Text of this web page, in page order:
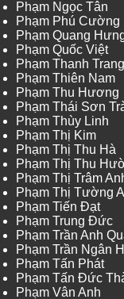
Phạm Ngọc Tân
Phạm Phú Cường
Phạm Quang
Phạm Quốc Việt
Phạm Thanh Trang
Phạm Thiên Nam
Phạm Thu Hương
Phạm Thái Sơn
Phạm Thùy Linh
Phạm Thị Kim
Phạm Thị Thu Hà
Phạm Thị Thu
Phạm Thị Trâm
Phạm Thị Tường
Phạm Tiến Đạt
Phạm Trung Đức
Phạm Trần Anh
Phạm Trần Ngân
Phạm Tấn Phát
Phạm Tấn Đức
Phạm Vân Anh